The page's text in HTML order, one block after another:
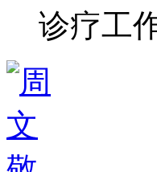
诊疗工